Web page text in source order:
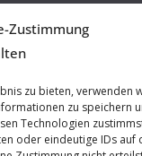
Zustimmung
zu bieten, verwenden
zu speichern
Technologien
oder eindeutige IDs auf